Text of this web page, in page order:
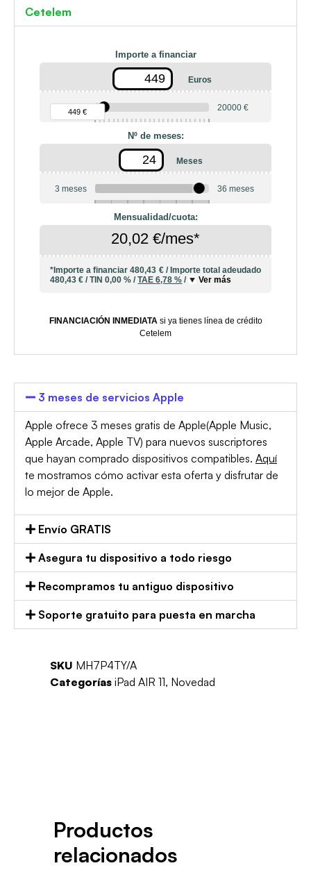
Cetelem
Importe a financiar
Euros
90 €
449 € 20000 €
Nº de meses:
Meses
3 meses 36 meses
Mensualidad/cuota:
20,02 €/mes*
*Importe a financiar480,43 € /Importe total adeudado
480,43 € /TIN0,00 % /TAE6,78 % / Ver más
FINANCIACIÓN INMEDIATAsi ya tienes línea de crédito
Cetelem
3 meses de servicios Apple
Apple ofrece 3 meses gratis de Apple(Apple Music,
Apple Arcade, Apple TV) para nuevos suscriptores
que hayan comprado dispositivos compatibles. Aquí
te mostramos cómo activar esta oferta y disfrutar de
lo mejor de Apple.
Envío GRATIS
Asegura tu dispositivo a todo riesgo
Recompramos tu antiguo dispositivo
Soporte gratuito para puesta en marcha
SKU MH7P4TY/A
Categorías iPad AIR 11, Novedad
Productos
relacionados